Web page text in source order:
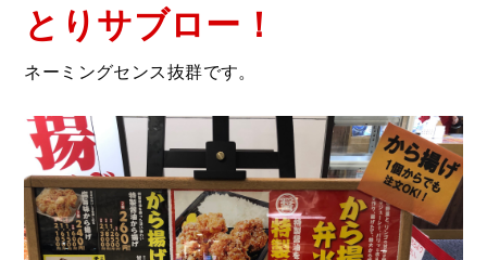
とりサブロー！
ネーミングセンス抜群です。